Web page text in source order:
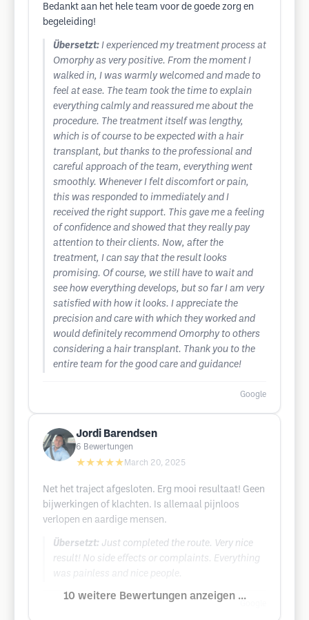
Bedankt aan het hele team voor de goede zorg en
begeleiding!
Übersetzt: I experienced my treatment process at
Omorphy as very positive. From the moment I
walked in, I was warmly welcomed and made to
feel at ease. The team took the time to explain
everything calmly and reassured me about the
procedure. The treatment itself was lengthy,
which is of course to be expected with a hair
transplant, but thanks to the professional and
careful approach of the team, everything went
smoothly. Whenever I felt discomfort or pain,
this was responded to immediately and I
received the right support. This gave me a feeling
of confidence and showed that they really pay
attention to their clients. Now, after the
treatment, I can say that the result looks
promising. Of course, we still have to wait and
see how everything develops, but so far I am very
satisfied with how it looks. I appreciate the
precision and care with which they worked and
would definitely recommend Omorphy to others
considering a hair transplant. Thank you to the
entire team for the good care and guidance!
Google
Jordi Barendsen
6 Bewertungen
★★★★★ March 20, 2025
Net het traject afgesloten. Erg mooi resultaat! Geen
bijwerkingen of klachten. Is allemaal pijnloos
verlopen en aardige mensen.
Übersetzt: Just completed the route. Very nice
result! No side effects or complaints. Everything
was painless and nice people.
10 weitere Bewertungen anzeigen ...